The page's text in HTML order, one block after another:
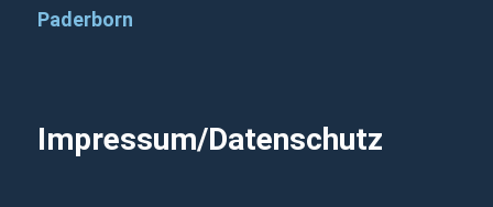
Paderborn
Impressum/Datenschutz